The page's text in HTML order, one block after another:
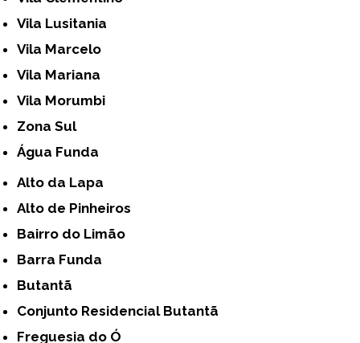
Vila Lusitania
Vila Marcelo
Vila Mariana
Vila Morumbi
Zona Sul
Água Funda
Alto da Lapa
Alto de Pinheiros
Bairro do Limão
Barra Funda
Butantã
Conjunto Residencial Butantã
Freguesia do Ó